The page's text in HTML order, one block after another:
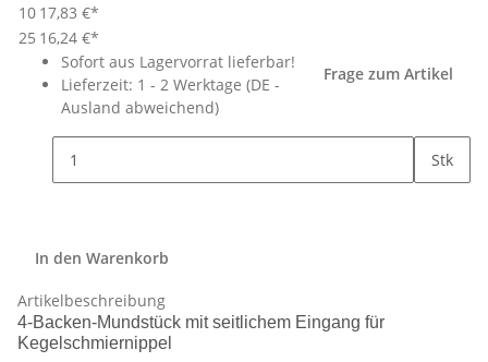
10 17,83 €*
25 16,24 €*
Sofort aus Lagervorrat lieferbar!
Lieferzeit: 1 - 2 Werktage (DE -
Ausland abweichend)
Frage zum Artikel
Stk
In den Warenkorb
Artikelbeschreibung
4-Backen-Mundstück mit seitlichem Eingang für
Kegelschmiernippel